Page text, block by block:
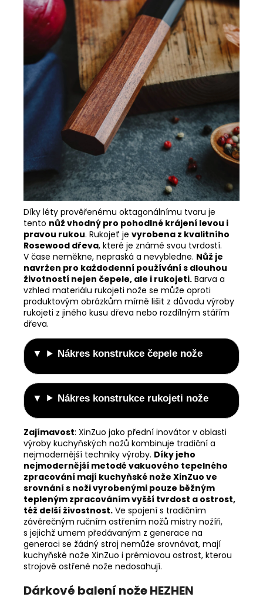
Díky léty prověřenému oktagonálnímu tvaru je
tento nůž vhodný pro pohodlné krájení levou i
pravou rukou. Rukojeť je vyrobena z kvalitního
Rosewood dřeva, které je známé svou tvrdostí.
V čase neměkne, nepraská a nevybledne. Nůž je
navržen pro každodenní používání s dlouhou
životností nejen čepele, ale i rukojeti. Barva a
vzhled materiálu rukojeti nože se může oproti
produktovým obrázkům mírně lišit z důvodu výroby
rukojeti z jiného kusu dřeva nebo rozdílným stářím
dřeva.
Nákres konstrukce čepele nože
Nákres konstrukce rukojeti nože
Zajímavost: XinZuo jako přední inovátor v oblasti
výroby kuchyňských nožů kombinuje tradiční a
nejmodernější techniky výroby. Díky jeho
nejmodernější metodě vakuového tepelného
zpracování mají kuchyňské nože XinZuo ve
srovnání s noži vyrobenými pouze běžným
tepleným zpracováním vyšší tvrdost a ostrost,
též delší živostnost. Ve spojení s tradičním
závěrečným ručním ostřením nožů mistry nožíři,
s jejichž umem předávaným z generace na
generaci se žádný stroj nemůže srovnávat, mají
kuchyňské nože XinZuo i prémiovou ostrost, kterou
strojově ostřené nože nedosahují.
Dárkové balení nože HEZHEN